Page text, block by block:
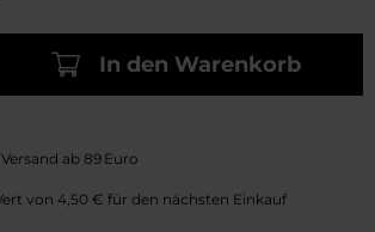
In den Warenkorb
ab 89 Euro
von 4,50 € für den nächsten Einkauf